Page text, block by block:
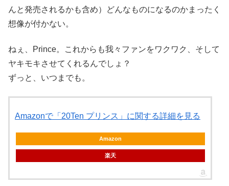
んと発売されるかも含め）どんなものになるのかまったく
想像が付かない。
ねぇ、Prince。これからも我々ファンをワクワク、そして
ヤキモキさせてくれるんでしょ？
ずっと、いつまでも。
Amazonで「20Ten プリンス」に関する詳細を見る
Amazon
楽天